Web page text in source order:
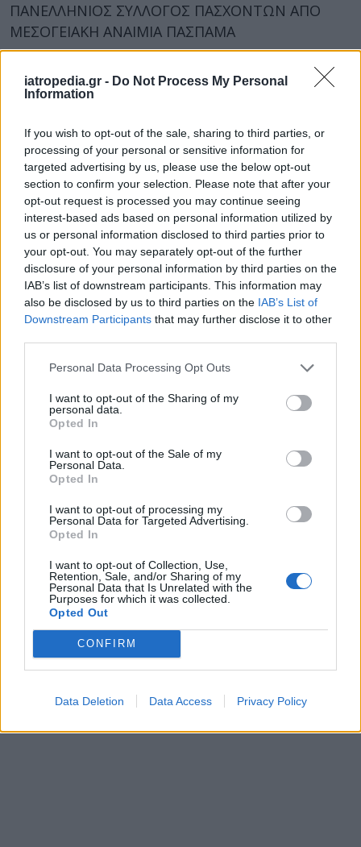
iatropedia.gr - Do Not Process My Personal
Information
If you wish to opt-out of the sale, sharing to third parties, or
processing of your personal or sensitive information for
targeted advertising by us, please use the below opt-out
section to confirm your selection. Please note that after your
opt-out request is processed you may continue seeing
interest-based ads based on personal information utilized by
us or personal information disclosed to third parties prior to
your opt-out. You may separately opt-out of the further
disclosure of your personal information by third parties on the
IAB’s list of downstream participants. This information may
also be disclosed by us to third parties on the IAB’s List of
Downstream Participants that may further disclose it to other
Personal Data Processing Opt Outs
I want to opt-out of the Sharing of my
personal data.
Opted In
I want to opt-out of the Sale of my
Personal Data.
Opted In
I want to opt-out of processing my
Personal Data for Targeted Advertising.
Opted In
I want to opt-out of Collection, Use,
Retention, Sale, and/or Sharing of my
Personal Data that Is Unrelated with the
Purposes for which it was collected.
Opted Out
CONFIRM
Data Deletion Data Access Privacy Policy
ΠΑΝΕΛΛΗΝΙΟΣ ΣΥΛΛΟΓΟΣ ΠΑΣΧΟΝΤΩΝ ΑΠΟ
ΜΕΣΟΓΕΙΑΚΗ ΑΝΑΙΜΙΑ ΠΑΣΠΑΜΑ
ΕΛΛΗΝΙΚΗ ΟΜΟΣΠΟΝΔΙΑ ΘΑΛΑΣΣΑΙΜΙΑΣ
Παντελής Λαγώνης, υπεύθυνος Δημ. Σχέσεων
«ΣΥΝΕΧΙΖΩ» ΠΑΝΕΛΛΗΝΙΟΣ ΣΥΛΛΟΓΟΣ (ο.κ.)
ΜΕΤΑΜΟΣΧΕΥΜΕΝΩΝ ΚΑΡΔΙΑΣ ΠΝΕΥΜΟΝΑ
Χριστόφορος Γκουτμάχερ, Ταμίας
ΕΛΛΗΝΙΚΗ ΟΜΟΣΠΟΝΔΙΑ ΔΙΑΒΗΤΗ (ΕΛΟΔΙ)
Δημήτρης Συκιώτης, Πρόεδρος
ΟΜΙΛΟΣ ΕΘΕΛΟΝΤΩΝ ΚΑΤΑ ΤΟΥ ΚΑΡΚΙΝΟΥ
ΑΓΚΑΛΙΑΖΩ
ΝΕΟΠΛΑΣΜΑΤΙΚΗ ΑΣΘΕΝΕΙΑ «ΦΛΟΓΑ»
Μαρία Τρυφωνίδη, Τακτικό Μέλος
ΚΕΝΤΡΟ ΖΩΗΣ ΓΙΑ ΤΗΝ ΥΠΟΣΤΗΡΙΞΗ ΤΩΝ
ΑΝΘΡΩΠΩΝ ΠΟΥ ΖΟΥΝ ΜΕ HIV/AIDS
Άννα Καβούρη, υπεύθυνη Κοιν. Υπηρεσίας
ΣΥΝΑΦΩΝ ΔΙΑΤΑΡΑΧΩΝ
Μαρία Σπανού, Κοινωνική Λειτουργός
ΕΘΝΙΚΗ ΟΜΟΣΠΟΝΔΙΑ ΤΥΦΛΩΝ
Ευστράτιος Χατζηχαραλάμπους, Μέλος Γεν.